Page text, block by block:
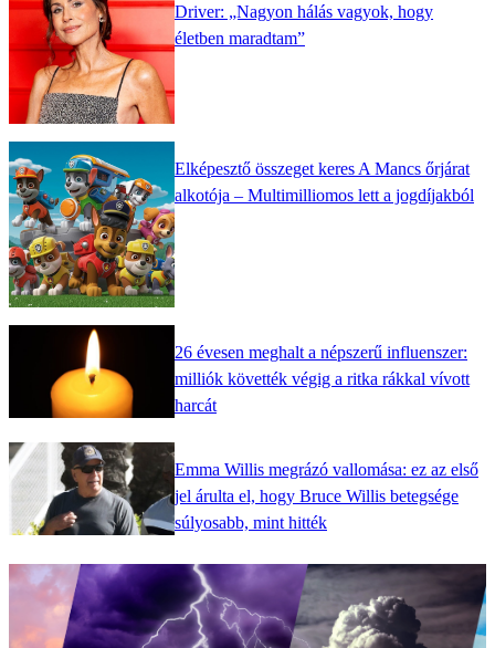
Driver: „Nagyon hálás vagyok, hogy
életben maradtam”
Elképesztő összeget keres A Mancs őrjárat
alkotója – Multimilliomos lett a jogdíjakból
26 évesen meghalt a népszerű influenszer:
milliók követték végig a ritka rákkal vívott
harcát
Emma Willis megrázó vallomása: ez az első
jel árulta el, hogy Bruce Willis betegsége
súlyosabb, mint hitték